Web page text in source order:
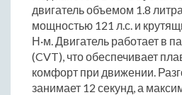
двигатель объемом 1.8
мощностью 121 л.с. и
Н·м. Двигатель работает в
(CVT), что обеспечивает
комфорт при движении.
занимает 12 секунд, а